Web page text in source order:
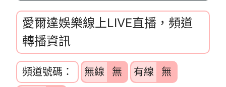
愛爾達娛樂線上LIVE直播，頻道
轉播資訊
頻道號碼： 無線 無 有線
無